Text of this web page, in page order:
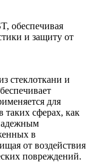
обеспечивая
и защиту от
стеклоткани и
для
сферах, как
в
от воздействия
повреждений.